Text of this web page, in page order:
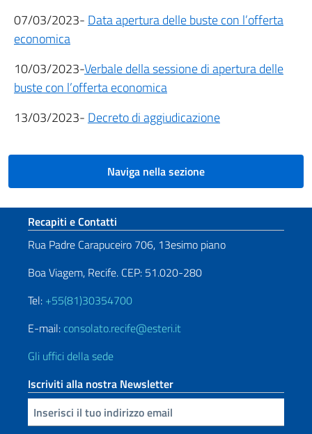
07/03/2023- Data apertura delle buste con l’offerta
economica
10/03/2023-Verbale della sessione di apertura delle
buste con l’offerta economica
13/03/2023- Decreto di aggiudicazione
Naviga nella sezione
Sezione footer
Recapiti e Contatti
Rua Padre Carapuceiro 706, 13esimo piano
Boa Viagem, Recife. CEP: 51.020-280
Tel: +55(81)30354700
E-mail: consolato.recife@esteri.it
Gli uffici della sede
Iscriviti alla nostra Newsletter
Inserisci la tua email